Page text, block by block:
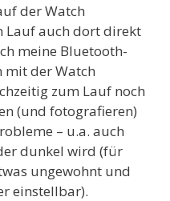
der Watch
Lauf auch dort direkt
meine Bluetooth-
mit der Watch
zum Lauf noch
(und fotografieren)
– u.a. auch
dunkel wird (für
ungewohnt und
einstellbar).